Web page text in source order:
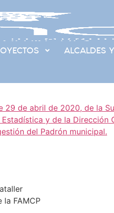
ALCALDES
29 de abril de 2020, de la
y de la Dirección
del Padrón municipal.
la FAMCP